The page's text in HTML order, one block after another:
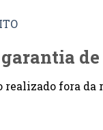
realizado fora